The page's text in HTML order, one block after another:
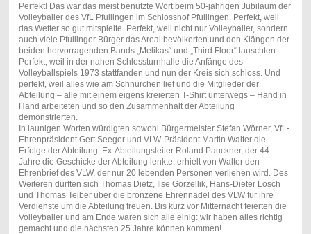
Perfekt! Das war das meist benutzte Wort beim 50-jährigen Jubiläum der
Volleyballer des VfL Pfullingen im Schlosshof Pfullingen. Perfekt, weil
das Wetter so gut mitspielte. Perfekt, weil nicht nur Volleyballer, sondern
auch viele Pfullinger Bürger das Areal bevölkerten und den Klängen der
beiden hervorragenden Bands „Melikas“ und „Third Floor“ lauschten.
Perfekt, weil in der nahen Schlossturnhalle die Anfänge des
Volleyballspiels 1973 stattfanden und nun der Kreis sich schloss. Und
perfekt, weil alles wie am Schnürchen lief und die Mitglieder der
Abteilung – alle mit einem eigens kreierten T-Shirt unterwegs – Hand in
Hand arbeiteten und so den Zusammenhalt der Abteilung
demonstrierten.
In launigen Worten würdigten sowohl Bürgermeister Stefan Wörner, VfL-
Ehrenpräsident Gert Seeger und VLW-Präsident Martin Walter die
Erfolge der Abteilung. Ex-Abteilungsleiter Roland Pauckner, der 44
Jahre die Geschicke der Abteilung lenkte, erhielt von Walter den
Ehrenbrief des VLW, der nur 20 lebenden Personen verliehen wird. Des
Weiteren durften sich Thomas Dietz, Ilse Gorzellik, Hans-Dieter Losch
und Thomas Teiber über die bronzene Ehrennadel des VLW für ihre
Verdienste um die Abteilung freuen. Bis kurz vor Mitternacht feierten die
Volleyballer und am Ende waren sich alle einig: wir haben alles richtig
gemacht und die nächsten 25 Jahre können kommen!